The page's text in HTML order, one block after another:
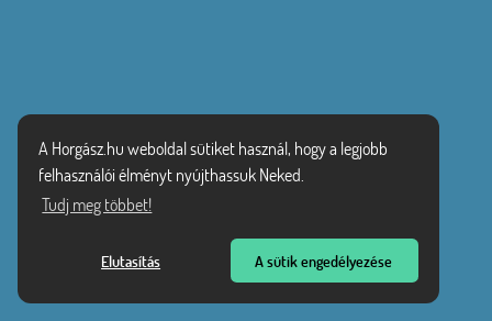
A Horgász.hu weboldal sütiket használ, hogy a legjobb
felhasználói élményt nyújthassuk Neked.
Tudj meg többet!
Elutasítás A sütik engedélyezése